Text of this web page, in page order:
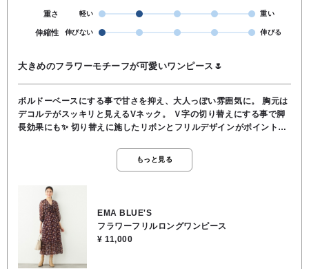
重さ 軽い 重い
伸縮性 伸びない 伸びる
大きめのフラワーモチーフが可愛いワンピース🌷
ボルドーベースにする事で甘さを抑え、大人っぽい雰囲気に。 胸元は
デコルテがスッキリと見えるVネック。 Ｖ字の切り替えにする事で脚
長効果にも✨️ 切り替えに施したリボンとフリルデザインがポイントで
メリハリのあるシルエットでウエストラインをすっきりと見せてくれ
ます🌿 お袖はロングシーズン着回しやすい七分袖。 スカートには肌当
ャミソールやタンクトップなど、見せるインナー合わせがオススメで
す☺️ シワになりにくく、扱いやすいポリエステル素材。 裾のフレアが
軽やかに揺れ、上品でエレガントなワンピースです。 ご自宅でのお洗
濯もＯＫです。 素材 表地／ポリエステル100％ 裏地／レーヨ
ン100％
もっと見る
EMA BLUE'S
フラワーフリルロングワンピース
¥ 11,000